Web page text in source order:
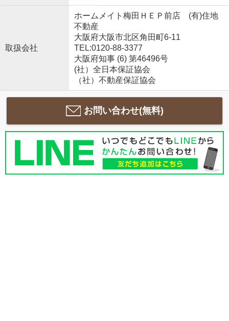
取扱会社
ホームメイト梅田ＨＥＰ前店 (有)住地
不動産
大阪府大阪市北区角田町6-11
TEL:0120-88-3377
大阪府知事 (6) 第46496号
(社）全日本保証協会
（社）不動産保証協会
お問い合わせ(無料)